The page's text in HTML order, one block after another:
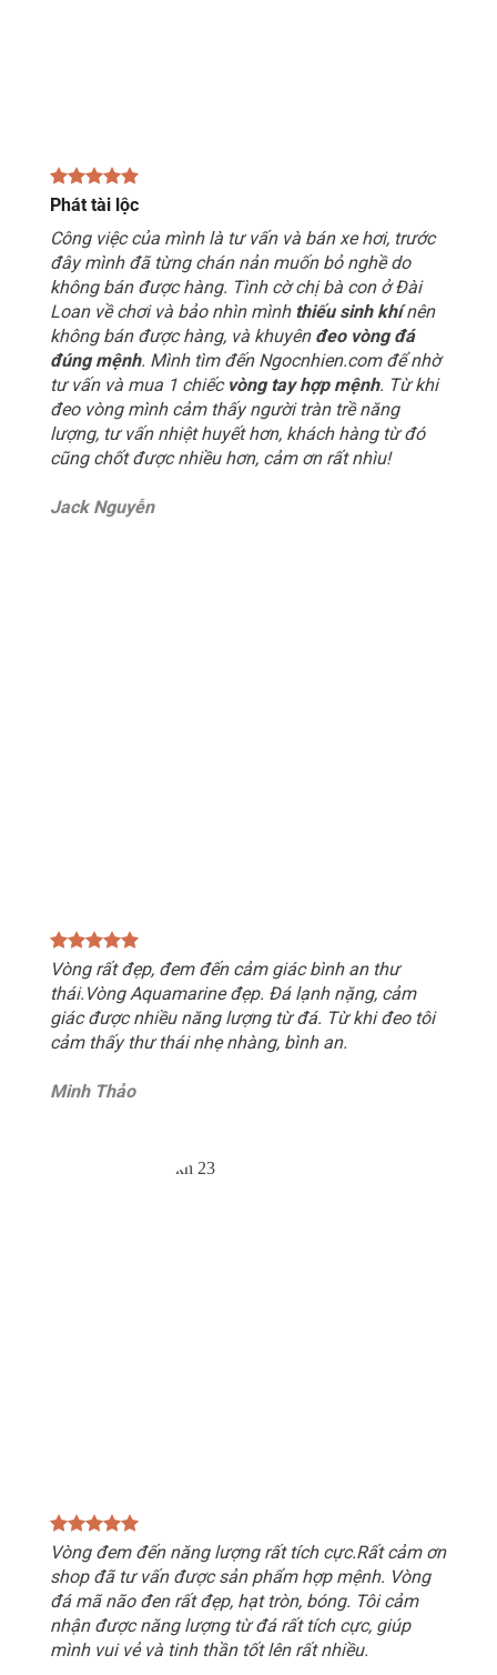
Phát tài lộc
Công việc của mình là tư vấn và bán xe hơi, trước
đây mình đã từng chán nản muốn bỏ nghề do
không bán được hàng. Tình cờ chị bà con ở Đài
Loan về chơi và bảo nhìn mình thiếu sinh khínên
không bán được hàng, và khuyên đeo vòng đá
đúng mệnh. Mình tìm đến Ngocnhien.com để nhờ
tư vấn và mua 1 chiếc vòng tay hợp mệnh. Từ khi
đeo vòng mình cảm thấy người tràn trề năng
lượng, tư vấn nhiệt huyết hơn, khách hàng từ đó
cũng chốt được nhiều hơn, cảm ơn rất nhìu!
Jack Nguyễn
Vòng rất đẹp, đem đến cảm giác bình an thư
thái.Vòng Aquamarine đẹp. Đá lạnh nặng, cảm
giác được nhiều năng lượng từ đá. Từ khi đeo tôi
cảm thấy thư thái nhẹ nhàng, bình an.
Minh Thảo
Vòng đem đến năng lượng rất tích cực.Rất cảm ơn
shop đã tư vấn được sản phẩm hợp mệnh. Vòng
đá mã não đen rất đẹp, hạt tròn, bóng. Tôi cảm
nhận được năng lượng từ đá rất tích cực, giúp
mình vui vẻ và tinh thần tốt lên rất nhiều.